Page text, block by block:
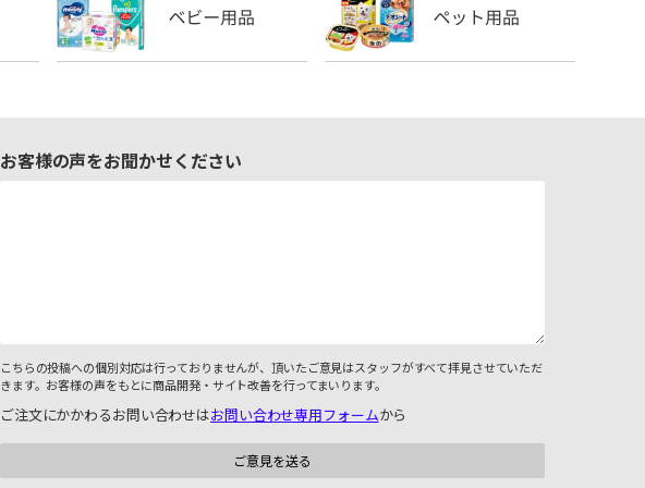
お客様の声をお聞かせください
こちらの投稿への個別対応は行っておりませんが、頂いたご意見はスタッフがすべて拝見させていただ
きます。お客様の声をもとに商品開発・サイト改善を行ってまいります。
ご注文にかかわるお問い合わせはお問い合わせ専用フォームから